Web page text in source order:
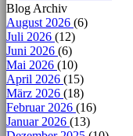
Blog Archiv
August 2026 (6)
Juli 2026 (12)
Juni 2026 (6)
Mai 2026 (10)
April 2026 (15)
März 2026 (18)
Februar 2026 (16)
Januar 2026 (13)